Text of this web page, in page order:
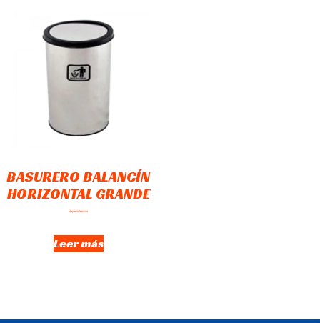
BASURERO BALANCÍN
HORIZONTAL GRANDE
Hay existencias
Leer más